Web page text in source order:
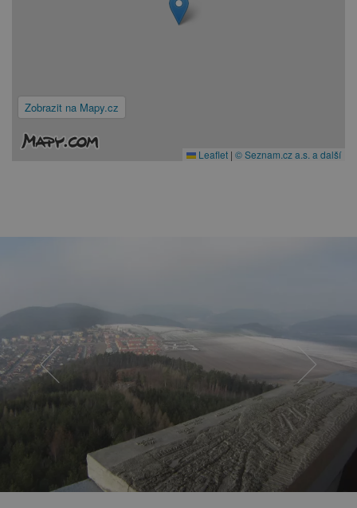
Zobrazit na Mapy.cz
Leaflet | © Seznam.cz a.s. a další